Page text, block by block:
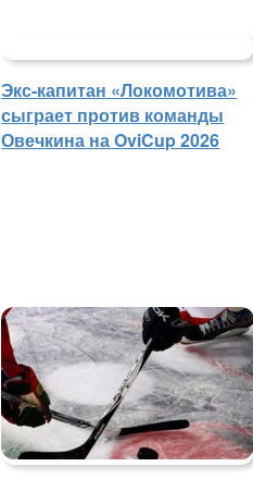
Экс-капитан «Локомотива»
сыграет против команды
Овечкина на OviCup 2026